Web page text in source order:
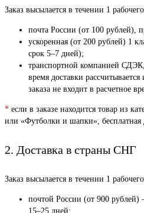
Заказ высылается в течении 1
почта России (от 100 рублей),
ускоренная (от 200 рублей) 1
срок 5–7 дней);
транспортной компанией СДЭК,
время доставки
заказа не входит в расчетное
* если в заказе находится товар из
или «Футболки и шапки», бесплатная
2. Доставка в страны СНГ
Заказ высылается в течении 1
почтой России (от 900
15–25 дней;